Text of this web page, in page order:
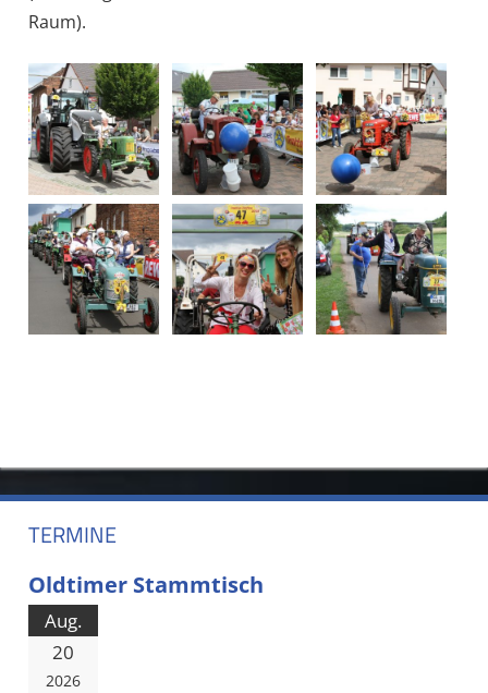
Raum).
TERMINE
Oldtimer Stammtisch
Aug.
20
2026